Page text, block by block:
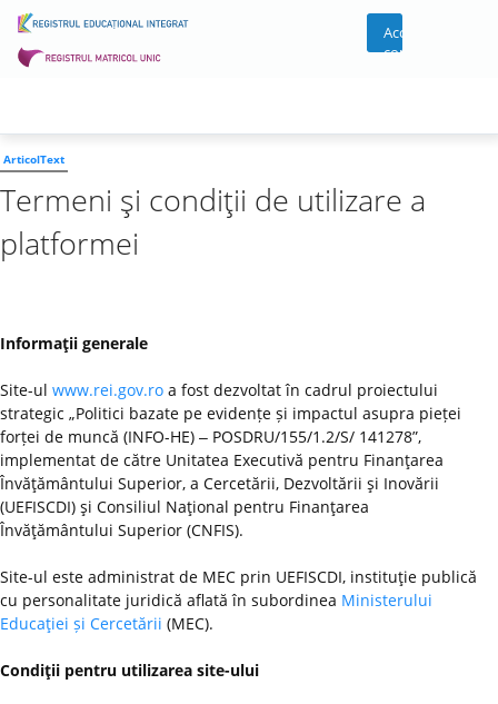
Acces
cont
ArticolText
Termeni şi condiţii de utilizare a
platformei
Informaţii generale
Site-ul www.rei.gov.ro a fost dezvoltat în cadrul proiectului
strategic „Politici bazate pe evidențe și impactul asupra pieței
forței de muncă (INFO-HE) ‒ POSDRU/155/1.2/S/ 141278”,
implementat de către Unitatea Executivă pentru Finanţarea
Învăţământului Superior, a Cercetării, Dezvoltării şi Inovării
(UEFISCDI) şi Consiliul Naţional pentru Finanţarea
Învăţământului Superior (CNFIS).
Site-ul este administrat de MEC prin UEFISCDI, instituţie publică
cu personalitate juridică aflată în subordinea Ministerului
Educaţiei și Cercetării (MEC).
Condiţii pentru utilizarea site-ului